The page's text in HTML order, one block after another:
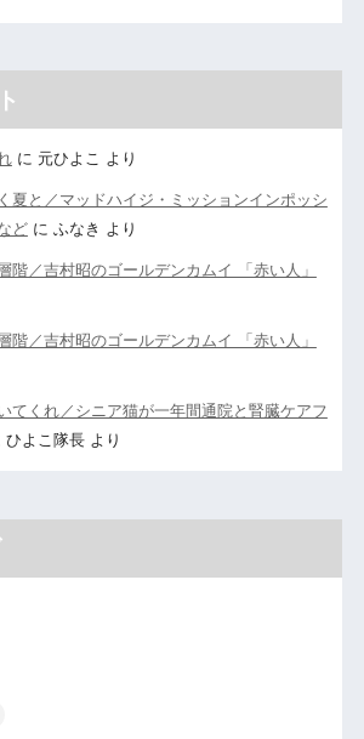
に 元ひよこ より
夏と／マッドハイジ・ミッションインポッシ
どに ふなき より
階／吉村昭のゴールデンカムイ 「赤い人」
階／吉村昭のゴールデンカムイ 「赤い人」
てくれ／シニア猫が一年間通院と腎臓ケアフ
ひよこ隊長より